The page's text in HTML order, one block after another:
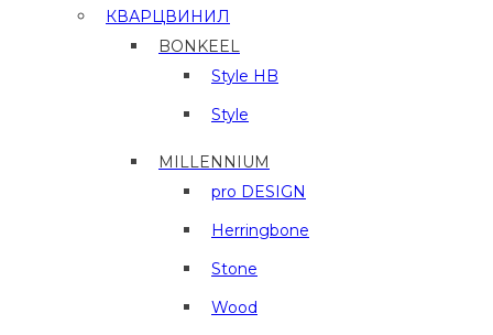
КВАРЦВИНИЛ
BONKEEL
Style HB
Style
MILLENNIUM
pro DESIGN
Herringbone
Stone
Wood